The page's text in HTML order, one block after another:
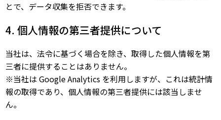
とで、データ収集を拒否できます。
4. 個人情報の第三者提供について
当社は、法令に基づく場合を除き、取得した個人情報を第
三者に提供することはありません。
※当社は Google Analytics を利用しますが、これは統計情
報の取得であり、個人情報の第三者提供には該当しませ
ん。